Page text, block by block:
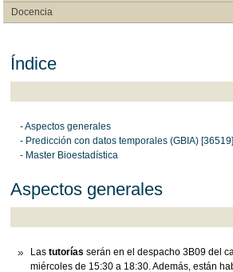
Docencia
Índice
- Aspectos generales
- Predicción con datos temporales (GBIA) [36519]
- Master Bioestadística
Aspectos generales
Las tutorías serán en el despacho 3B09 del
miércoles de 15:30 a 18:30. Además, están